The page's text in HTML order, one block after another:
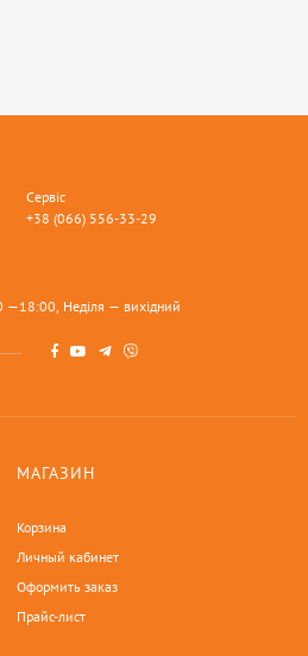
Сервіс
+38 (066) 556-33-29
—18:00, Неділя — вихідний
МАГАЗИН
Корзина
Личный кабинет
Оформить заказ
Прайс-лист